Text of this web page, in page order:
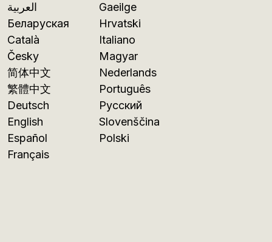
العربية
Беларуская
Català
Česky
简体中文
繁體中文
Deutsch
English
Español
Français
Gaeilge
Hrvatski
Italiano
Magyar
Nederlands
Português
Русский
Slovenščina
Polski